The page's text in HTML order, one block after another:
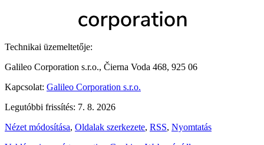
Technikai üzemeltetője:
Galileo Corporation s.r.o., Čierna Voda 468, 925 06
Kapcsolat: Galileo Corporation s.r.o.
Legutóbbi frissítés: 7. 8. 2026
Nézet módosítása, Oldalak szerkezete, RSS, Nyomtatás